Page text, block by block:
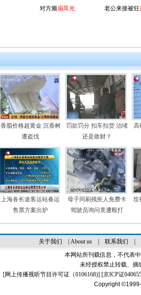
对方频扇耳光
老公来接被狂
香脂价格超黄金 沉香树
遭盗伐
罚款罚分 扣车扣货 治堵
还是敛财？
高
上海各长途客运站春运
售票方案出炉
母子同刷残疾人免费卡
驾驶员询问竟遭殴打
坟
关于我们 About us| 联系我们
本网站所刊载信息，不代表
未经授权禁止转载、摘
[网上传播视听节目许可证（0106168)] [京ICP证
Copyright